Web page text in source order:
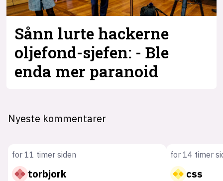
Sånn lurte hackerne
oljefond-sjefen: - Ble
enda mer paranoid
Nyeste kommentarer
for 11 timer siden
torbjork
for 14 timer
css